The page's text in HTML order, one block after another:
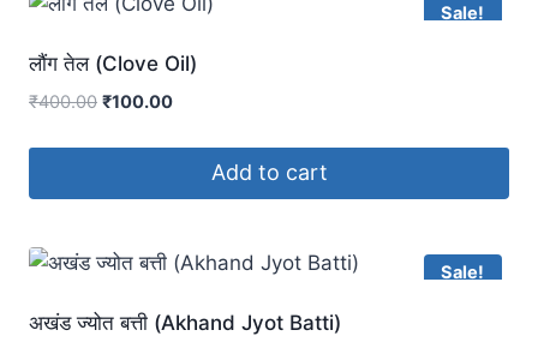
Sale!
लौंग तेल (Clove Oil)
₹400.00 ₹100.00
Add to cart
Sale!
अखंड ज्योत बत्ती (Akhand Jyot Batti)